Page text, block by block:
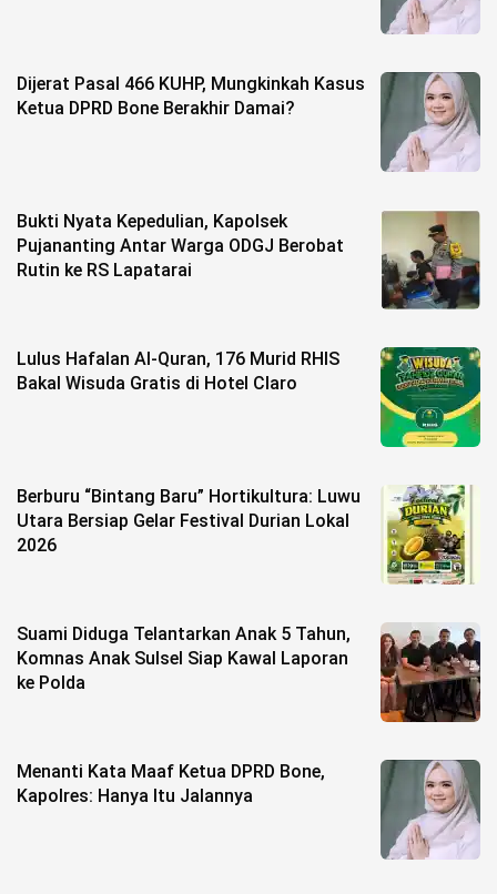
Dijerat Pasal 466 KUHP, Mungkinkah Kasus
Ketua DPRD Bone Berakhir Damai?
Bukti Nyata Kepedulian, Kapolsek
Pujananting Antar Warga ODGJ Berobat
Rutin ke RS Lapatarai
Lulus Hafalan Al-Quran, 176 Murid RHIS
Bakal Wisuda Gratis di Hotel Claro
Berburu “Bintang Baru” Hortikultura: Luwu
Utara Bersiap Gelar Festival Durian Lokal
2026
Suami Diduga Telantarkan Anak 5 Tahun,
Komnas Anak Sulsel Siap Kawal Laporan
ke Polda
Menanti Kata Maaf Ketua DPRD Bone,
Kapolres: Hanya Itu Jalannya